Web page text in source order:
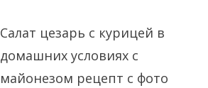
Салат цезарь с курицей в
домашних условиях с
майонезом рецепт с фото